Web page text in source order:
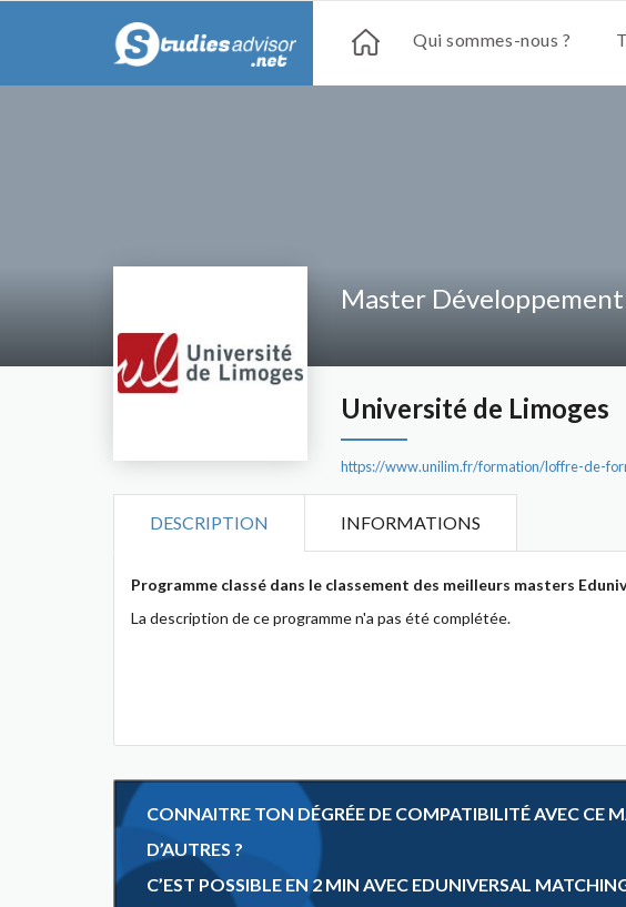
Qui sommes-nous ?
Master
Université de Limoges
https://www.unilim.fr/formation/loffre-de-
DESCRIPTION INFORMATIONS
Programme classé dans le classement des meilleurs masters
La description de ce programme n'a pas été complétée.
CONNAITRE TON DÉGRÉE DE COMPATIBILITÉ AVEC CE
D’AUTRES ?
C’EST POSSIBLE EN 2 MIN AVEC EDUNIVERSAL